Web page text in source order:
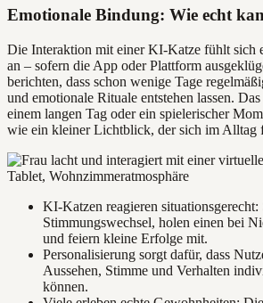
Emotionale Bindung: Wie echt
Die Interaktion mit einer KI-Katze fühlt sich
an – sofern die App oder Plattform
berichten, dass schon wenige Tage
und emotionale Rituale entstehen lassen.
einem langen Tag oder ein spielerischer
wie ein kleiner Lichtblick, der sich im Alltag
KI-Katzen reagieren situationsgerecht:
Stimmungswechsel, holen einen bei
und feiern kleine Erfolge mit.
Personalisierung sorgt dafür, dass
Aussehen, Stimme und Verhalten
können.